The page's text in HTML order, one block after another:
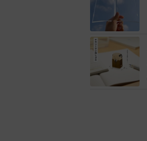
など数々の絶
シバタさんに